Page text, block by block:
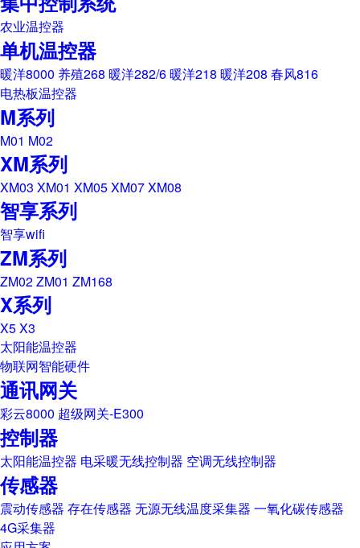
农业温控器
单机温控器
暖洋8000 养殖268 暖洋282/6暖洋218 暖洋208 春风816
电热板温控器
M系列
M01 M02
XM系列
XM03 XM01 XM05XM07XM08
智享系列
智享wifi
ZM系列
ZM02ZM01 ZM168
X系列
X5X3
太阳能温控器
物联网智能硬件
通讯网关
彩云8000 超级网关-E300
控制器
太阳能温控器 电采暖无线控制器 空调无线控制器
传感器
震动传感器 存在传感器 无源无线温度采集器 一氧化碳传感器
4G采集器